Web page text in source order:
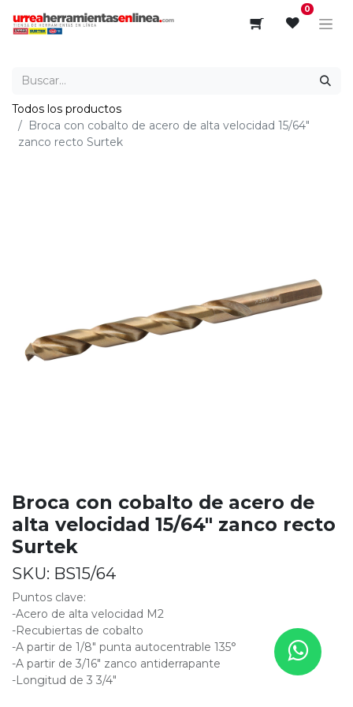
0
Todos los productos
Broca con cobalto de acero de alta velocidad 15/64"
zanco recto Surtek
Broca con cobalto de acero de
alta velocidad 15/64" zanco recto
Surtek
SKU: BS15/64
Puntos clave:
-Acero de alta velocidad M2
-Recubiertas de cobalto
-A partir de 1/8" punta autocentrable 135°
-A partir de 3/16" zanco antiderrapante
-Longitud de 3 3/4"